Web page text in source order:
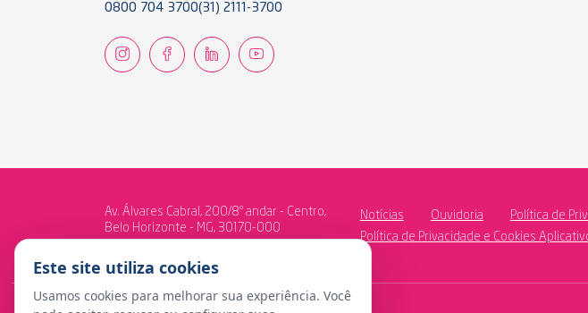
0800 704 3700(31) 2111-3700
Av. Álvares Cabral, 200/8º andar - Centro,
Belo Horizonte - MG, 30170-000
Notícias Ouvidoria Política de
Política de Privacidade e Cookies
Este site utiliza cookies
Usamos cookies para melhorar sua experiência. Você